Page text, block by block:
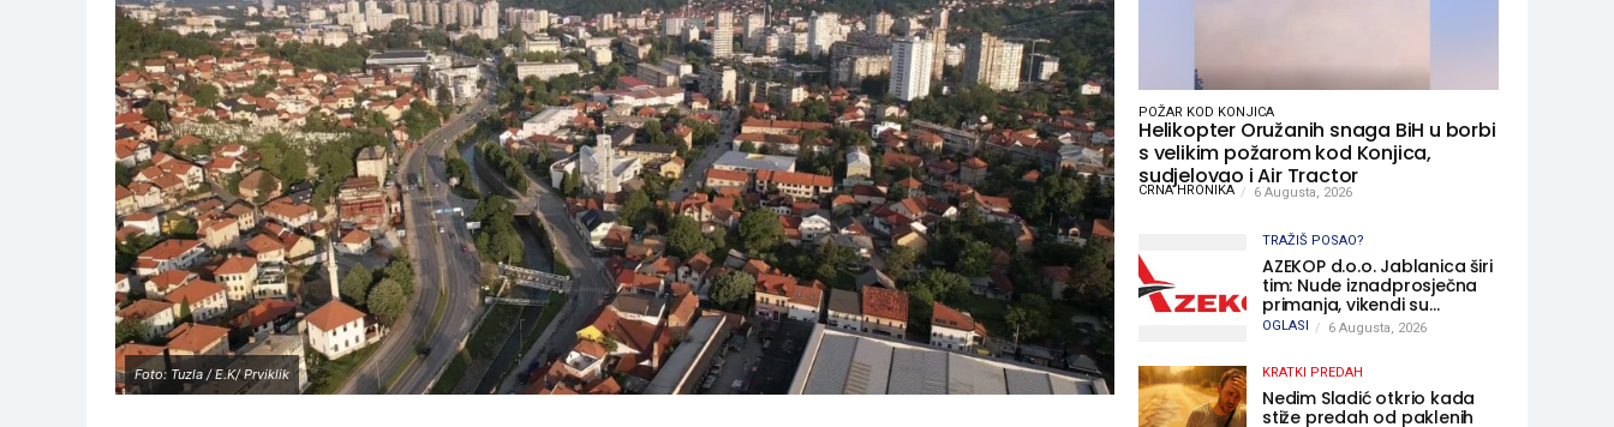
Foto: Tuzla / E.K/ Prviklik
POŽAR KOD KONJICA
Helikopter Oružanih snaga BiH u borbi
s velikim požarom kod Konjica,
sudjelovao i Air Tractor
CRNA HRONIKA 6 Augusta, 2026
TRAŽIŠ POSAO?
AZEKOP d.o.o. Jablanica širi
tim: Nude iznadprosječna
primanja, vikendi su
slobodni, traži se više
OGLASI 6 Augusta, 2026
KRATKI PREDAH
Nedim Sladić otkrio kada
stiže predah od paklenih